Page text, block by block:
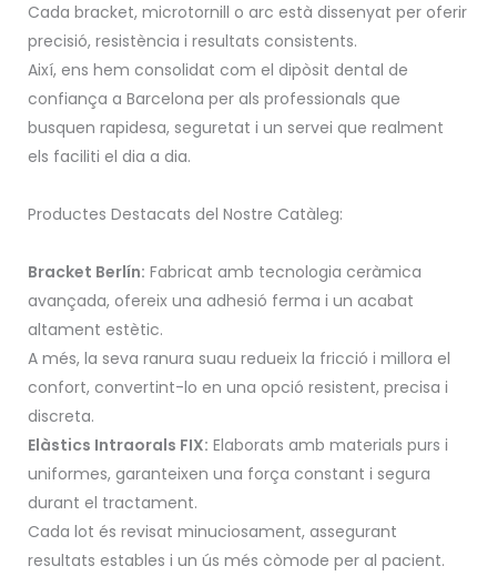
Cada bracket, microtornill o arc està dissenyat per oferir
precisió, resistència i resultats consistents.
Així, ens hem consolidat com el dipòsit dental de
confiança a Barcelona per als professionals que
busquen rapidesa, seguretat i un servei que realment
els faciliti el dia a dia.
Productes Destacats del Nostre Catàleg:
Bracket Berlín: Fabricat amb tecnologia ceràmica
avançada, ofereix una adhesió ferma i un acabat
altament estètic.
A més, la seva ranura suau redueix la fricció i millora el
confort, convertint-lo en una opció resistent, precisa i
discreta.
Elàstics Intraorals FIX: Elaborats amb materials purs i
uniformes, garanteixen una força constant i segura
durant el tractament.
Cada lot és revisat minuciosament, assegurant
resultats estables i un ús més còmode per al pacient.